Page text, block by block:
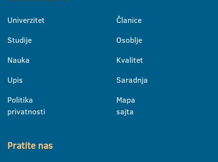
Univerzitet
Studije
Nauka
Upis
Politika
privatnosti
Članice
Osoblje
Kvalitet
Saradnja
Mapa
sajta
Pratite nas